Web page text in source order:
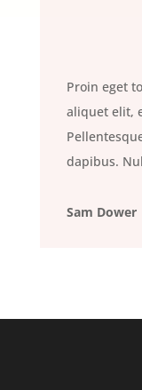
Proin eget
aliquet elit,
dapibus.
Sam Dower